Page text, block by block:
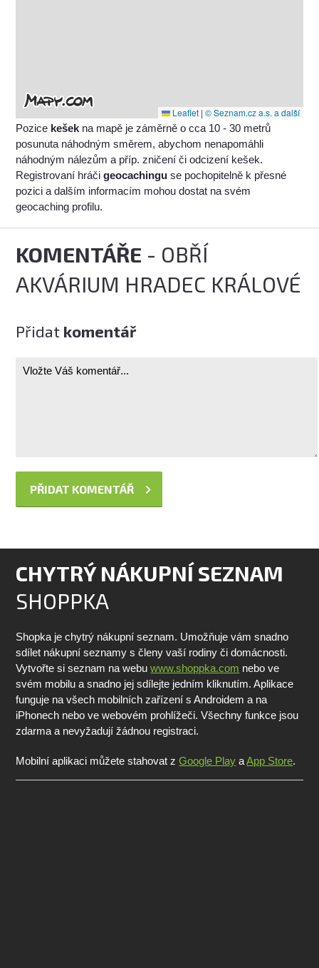
Leaflet | © Seznam.cz a.s. a další
Pozice kešek na mapě je záměrně o cca 10 - 30 metrů
posunuta náhodným směrem, abychom nenapomáhli
náhodným nálezům a příp. zničení či odcizení kešek.
Registrovaní hráčigeocachingu se pochopitelně k přesné
pozici a dalším informacím mohou dostat na svém
geocaching profilu.
KOMENTÁŘE - OBŘÍ
AKVÁRIUM HRADEC KRÁLOVÉ
Přidat komentář
CHYTRÝ NÁKUPNÍ SEZNAM
SHOPPKA
Shopka je chytrý nákupní seznam. Umožňuje vám snadno
sdílet nákupní seznamy s členy vaší rodiny či domácnosti.
Vytvořte si seznam na webuwww.shoppka.com nebo ve
svém mobilu a snadno jej sdílejte jedním kliknutím. Aplikace
funguje na všech mobilních zařízení s Androidem a na
iPhonech nebo ve webovém prohlížeči. Všechny funkce jsou
zdarma a nevyžadují žádnou registraci.
Mobilní aplikaci můžete stahovat zGoogle Play aApp Store.